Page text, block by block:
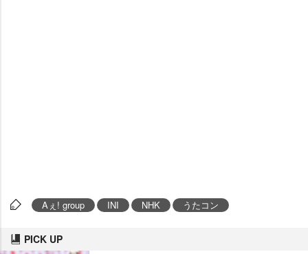
Aぇ! group INI NHK うたコン
PICK UP